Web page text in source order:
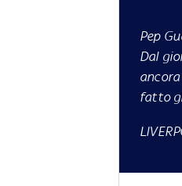
Pep
Dal
fatto